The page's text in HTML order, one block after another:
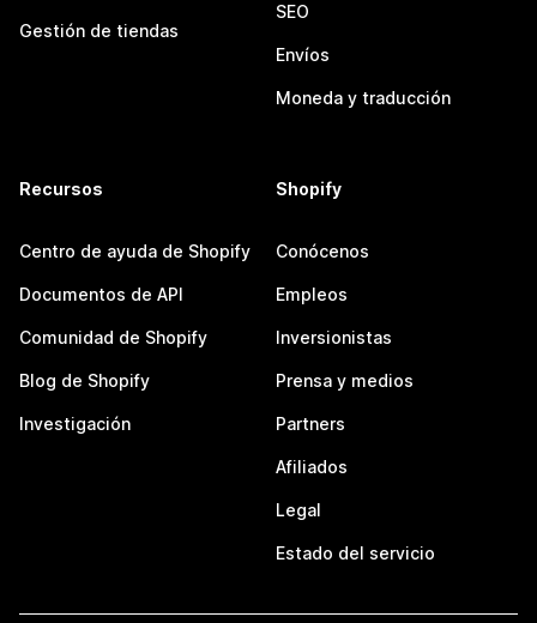
Gestión de tiendas
SEO
Envíos
Moneda y traducción
Recursos
Centro de ayuda de Shopify
Documentos de API
Comunidad de Shopify
Blog de Shopify
Investigación
Shopify
Conócenos
Empleos
Inversionistas
Prensa y medios
Partners
Afiliados
Legal
Estado del servicio